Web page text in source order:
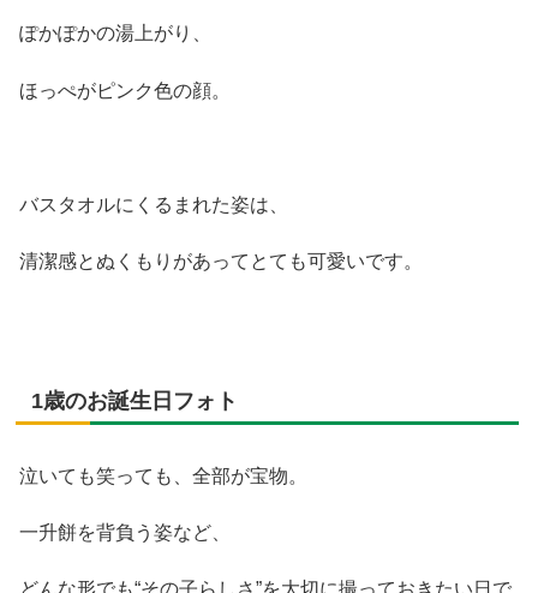
ぽかぽかの湯上がり、
ほっぺがピンク色の顔。
バスタオルにくるまれた姿は、
清潔感とぬくもりがあってとても可愛いです。
1歳のお誕生日フォト
泣いても笑っても、全部が宝物。
一升餅を背負う姿など、